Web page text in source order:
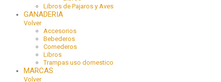
Libros de Pajaros y Aves
GANADERIA
Volver
Accesorios
Bebederos
Comederos
Libros
Trampas uso domestico
MARCAS
Volver